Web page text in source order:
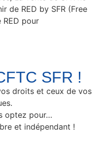
de RED by SFR (Free
RED pour
SFR !
droits et ceux de vos
optez pour…
et indépendant !